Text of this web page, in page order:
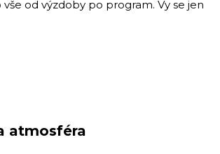
vše od výzdoby po program. Vy se jen
atmosféra